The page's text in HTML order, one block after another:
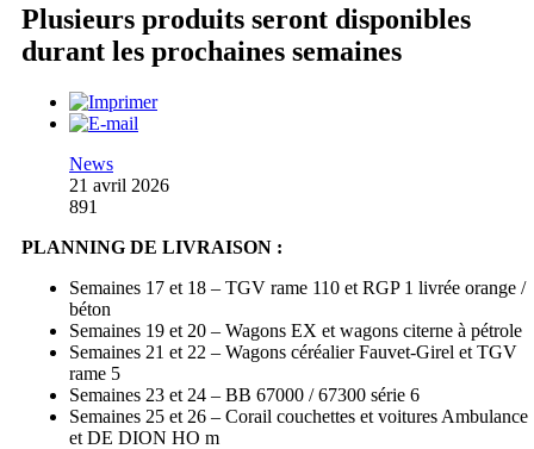
Plusieurs produits seront disponibles
durant les prochaines semaines
News
21 avril 2026
891
PLANNING DE LIVRAISON :
Semaines 17 et 18 – TGV rame 110 et RGP 1 livrée orange /
béton
Semaines 19 et 20 – Wagons EX et wagons citerne à pétrole
Semaines 21 et 22 – Wagons céréalier Fauvet-Girel et TGV
rame 5
Semaines 23 et 24 – BB 67000 / 67300 série 6
Semaines 25 et 26 – Corail couchettes et voitures Ambulance
et DE DION HO m